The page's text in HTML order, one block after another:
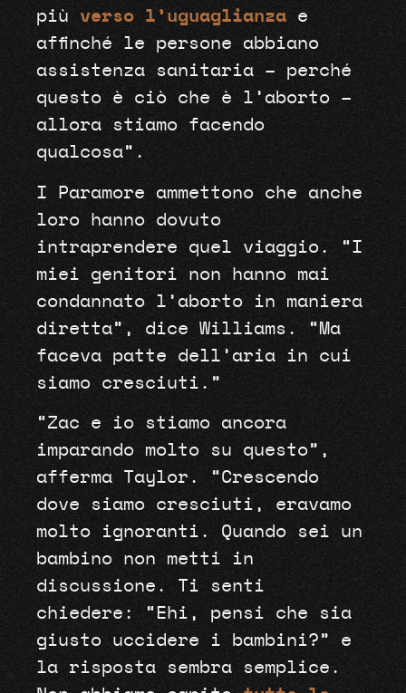
più verso l’uguaglianzae
affinché le persone abbiano
assistenza sanitaria – perché
questo è ciò che è l’aborto –
allora stiamo facendo
qualcosa”.
I Paramore ammettono che anche
loro hanno dovuto
intraprendere quel viaggio. “I
miei genitori non hanno mai
condannato l’aborto in maniera
diretta”, dice Williams. “Ma
faceva patte dell’aria in cui
siamo cresciuti.”
“Zac e io stiamo ancora
imparando molto su questo”,
afferma Taylor. “Crescendo
dove siamo cresciuti, eravamo
molto ignoranti. Quando sei un
bambino non metti in
discussione. Ti senti
chiedere: “Ehi, pensi che sia
giusto uccidere i bambini?” e
la risposta sembra semplice.